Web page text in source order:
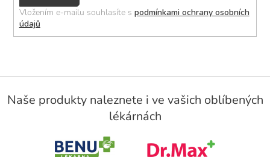
se
Vložením e-mailu souhlasíte s podmínkami ochrany osobních
údajů
Z
Naše produkty naleznete i ve vašich oblíbených
lékárnách